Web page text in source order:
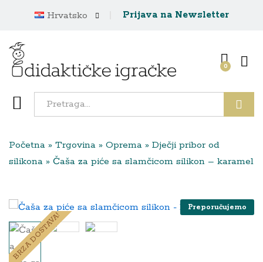
Hrvatsko Prijava na Newsletter
0
Početna » Trgovina » Oprema » Dječji pribor od
silikona » Čaša za piće sa slamčicom silikon – karamel
BRZA DOSTAVA!
Preporučujemo